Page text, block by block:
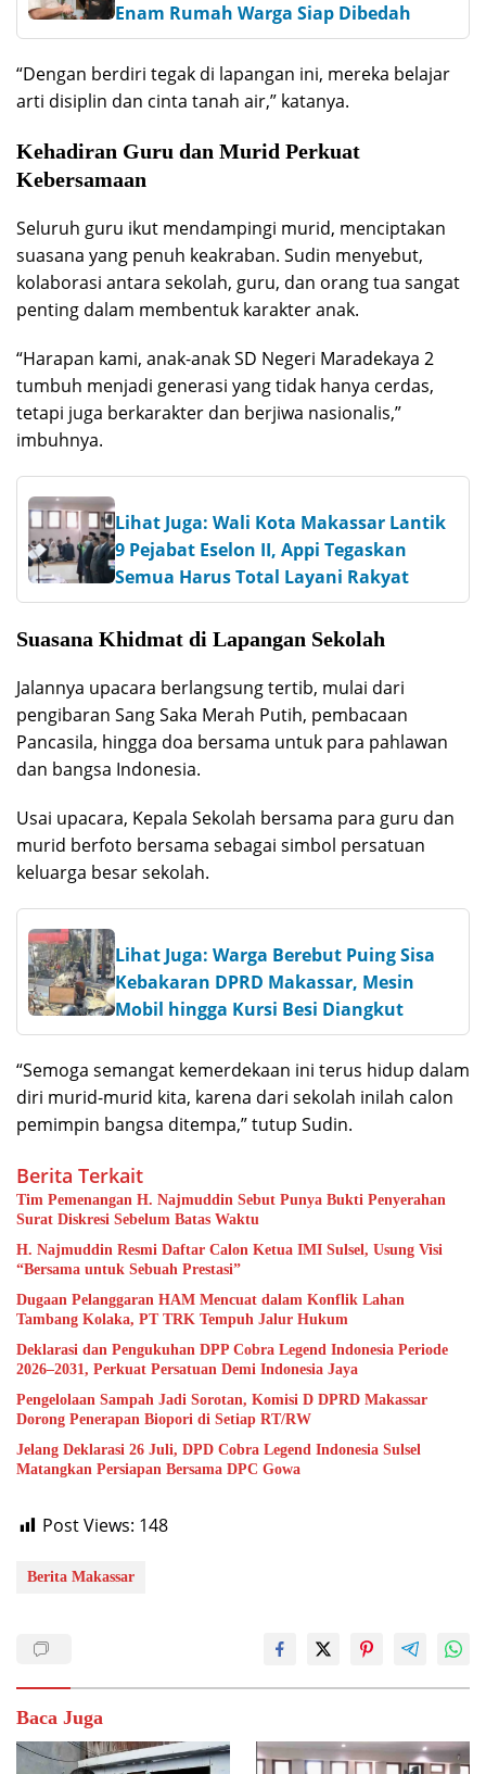
Enam Rumah Warga Siap Dibedah
“Dengan berdiri tegak di lapangan ini, mereka belajar
arti disiplin dan cinta tanah air,” katanya.
Kehadiran Guru dan Murid Perkuat
Kebersamaan
Seluruh guru ikut mendampingi murid, menciptakan
suasana yang penuh keakraban. Sudin menyebut,
kolaborasi antara sekolah, guru, dan orang tua sangat
penting dalam membentuk karakter anak.
“Harapan kami, anak-anak SD Negeri Maradekaya 2
tumbuh menjadi generasi yang tidak hanya cerdas,
tetapi juga berkarakter dan berjiwa nasionalis,”
imbuhnya.
Lihat Juga: Wali Kota Makassar Lantik
9 Pejabat Eselon II, Appi Tegaskan
Semua Harus Total Layani Rakyat
Suasana Khidmat di Lapangan Sekolah
Jalannya upacara berlangsung tertib, mulai dari
pengibaran Sang Saka Merah Putih, pembacaan
Pancasila, hingga doa bersama untuk para pahlawan
dan bangsa Indonesia.
Usai upacara, Kepala Sekolah bersama para guru dan
murid berfoto bersama sebagai simbol persatuan
keluarga besar sekolah.
Lihat Juga: Warga Berebut Puing Sisa
Kebakaran DPRD Makassar, Mesin
Mobil hingga Kursi Besi Diangkut
“Semoga semangat kemerdekaan ini terus hidup dalam
diri murid-murid kita, karena dari sekolah inilah calon
pemimpin bangsa ditempa,” tutup Sudin.
Berita Terkait
Tim Pemenangan H. Najmuddin Sebut Punya Bukti Penyerahan
Surat Diskresi Sebelum Batas Waktu
H. Najmuddin Resmi Daftar Calon Ketua IMI Sulsel, Usung Visi
“Bersama untuk Sebuah Prestasi”
Dugaan Pelanggaran HAM Mencuat dalam Konflik Lahan
Tambang Kolaka, PT TRK Tempuh Jalur Hukum
Deklarasi dan Pengukuhan DPP Cobra Legend Indonesia Periode
2026–2031, Perkuat Persatuan Demi Indonesia Jaya
Pengelolaan Sampah Jadi Sorotan, Komisi D DPRD Makassar
Dorong Penerapan Biopori di Setiap RT/RW
Jelang Deklarasi 26 Juli, DPD Cobra Legend Indonesia Sulsel
Matangkan Persiapan Bersama DPC Gowa
Post Views: 148
Berita Makassar
Baca Juga